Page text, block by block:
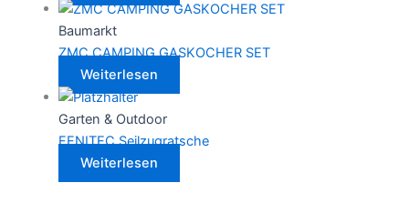
Baumarkt
ZMC CAMPING GASKOCHER SET
Weiterlesen
Garten & Outdoor
FENITEC Seilzugratsche
Weiterlesen